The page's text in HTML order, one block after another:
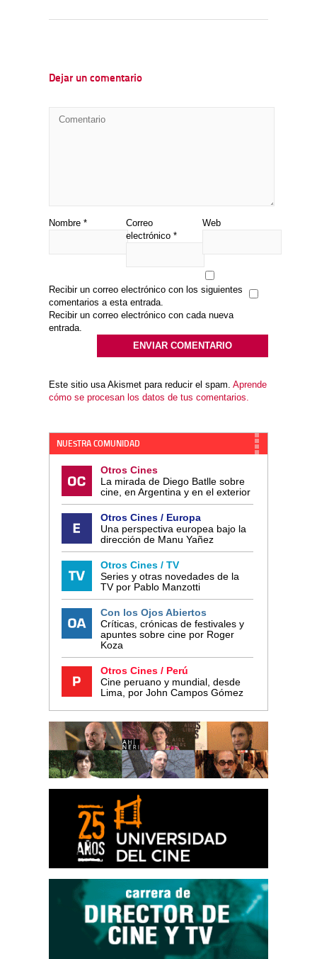
Dejar un comentario
Nombre *
Correo
electrónico *
Web
Recibir un correo electrónico con los siguientes
comentarios a esta entrada.
Recibir un correo electrónico con cada nueva
entrada.
Este sitio usa Akismet para reducir el spam. Aprende
cómo se procesan los datos de tus comentarios.
NUESTRA COMUNIDAD
Otros Cines
La mirada de Diego Batlle sobre
cine, en Argentina y en el exterior
Otros Cines / Europa
Una perspectiva europea bajo la
dirección de Manu Yañez
Otros Cines / TV
Series y otras novedades de la
TV por Pablo Manzotti
Con los Ojos Abiertos
Críticas, crónicas de festivales y
apuntes sobre cine por Roger
Koza
Otros Cines / Perú
Cine peruano y mundial, desde
Lima, por John Campos Gómez